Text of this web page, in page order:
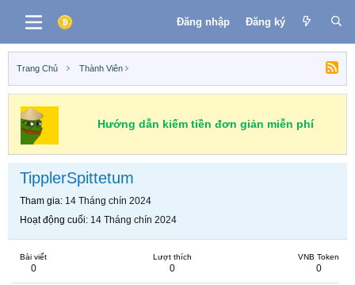
Đăng nhập Đăng ký
Trang Chủ Thành Viên
Hướng dẫn kiếm tiền đơn giản miễn phí
TipplerSpittetum
Tham gia 14 Tháng chín 2024
Hoạt động cuối 14 Tháng chín 2024
Bài viết
0
Lượt thích
0
VNB Token
0